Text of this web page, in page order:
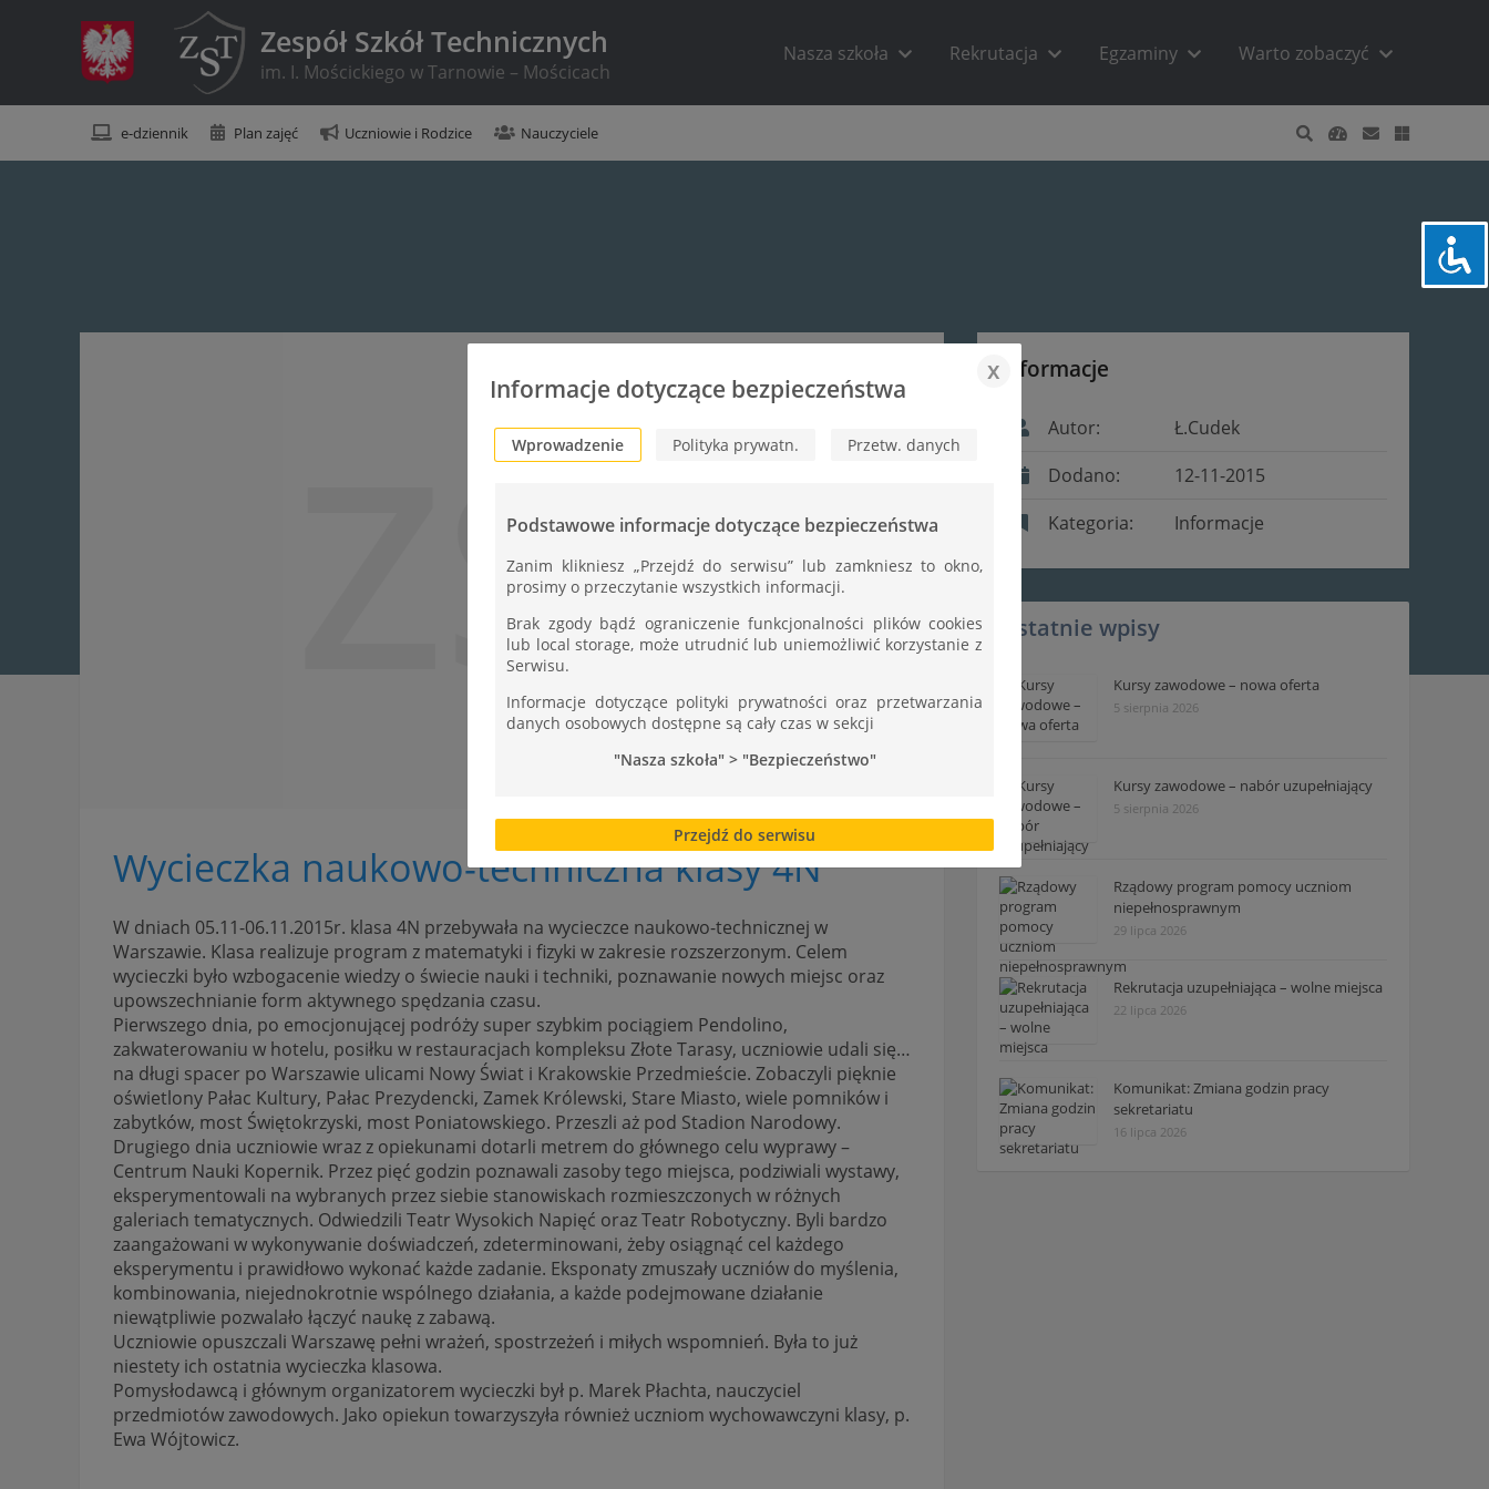
Zespół Szkół Technicznych
im. I. Mościckiego w Tarnowie – Mościcach
Nasza szkoła Rekrutacja Egzaminy Warto zobaczyć
e-dziennik Plan zajęć Uczniowie i Rodzice Nauczyciele
ZST
Wycieczka naukowo-techniczna klasy 4N
W dniach 05.11-06.11.2015r. klasa 4N przebywała na wycieczce naukowo-technicznej w
Warszawie. Klasa realizuje program z matematyki i fizyki w zakresie rozszerzonym. Celem
wycieczki było wzbogacenie wiedzy o świecie nauki i techniki, poznawanie nowych miejsc oraz
upowszechnianie form aktywnego spędzania czasu.
Pierwszego dnia, po emocjonującej podróży super szybkim pociągiem Pendolino,
zakwaterowaniu w hotelu, posiłku w restauracjach kompleksu Złote Tarasy, uczniowie udali się…
na długi spacer po Warszawie ulicami Nowy Świat i Krakowskie Przedmieście. Zobaczyli pięknie
oświetlony Pałac Kultury, Pałac Prezydencki, Zamek Królewski, Stare Miasto, wiele pomników i
zabytków, most Świętokrzyski, most Poniatowskiego. Przeszli aż pod Stadion Narodowy.
Drugiego dnia uczniowie wraz z opiekunami dotarli metrem do głównego celu wyprawy –
Centrum Nauki Kopernik. Przez pięć godzin poznawali zasoby tego miejsca, podziwiali wystawy,
eksperymentowali na wybranych przez siebie stanowiskach rozmieszczonych w różnych
galeriach tematycznych. Odwiedzili Teatr Wysokich Napięć oraz Teatr Robotyczny. Byli bardzo
zaangażowani w wykonywanie doświadczeń, zdeterminowani, żeby osiągnąć cel każdego
eksperymentu i prawidłowo wykonać każde zadanie. Eksponaty zmuszały uczniów do myślenia,
kombinowania, niejednokrotnie wspólnego działania, a każde podejmowane działanie
niewątpliwie pozwalało łączyć naukę z zabawą.
Uczniowie opuszczali Warszawę pełni wrażeń, spostrzeżeń i miłych wspomnień. Była to już
niestety ich ostatnia wycieczka klasowa.
Pomysłodawcą i głównym organizatorem wycieczki był p. Marek Płachta, nauczyciel
przedmiotów zawodowych. Jako opiekun towarzyszyła również uczniom wychowawczyni klasy, p.
Ewa Wójtowicz.
Informacje
Autor:
Ł.Cudek
Dodano:
12-11-2015
Kategoria:
Informacje
Ostatnie wpisy
Kursy zawodowe – nowa oferta
5 sierpnia 2026
Kursy zawodowe – nabór uzupełniający
5 sierpnia 2026
Rządowy program pomocy uczniom
niepełnosprawnym
29 lipca 2026
Rekrutacja uzupełniająca – wolne miejsca
22 lipca 2026
Komunikat: Zmiana godzin pracy
sekretariatu
16 lipca 2026
Informacje dotyczące bezpieczeństwa
x
Wprowadzenie Polityka prywatn. Przetw. danych
Podstawowe informacje dotyczące bezpieczeństwa
Zanim klikniesz „Przejdź do serwisu” lub zamkniesz to okno,
prosimy o przeczytanie wszystkich informacji.
Brak zgody bądź ograniczenie funkcjonalności plików cookies
lub local storage, może utrudnić lub uniemożliwić korzystanie z
Serwisu.
Informacje dotyczące polityki prywatności oraz przetwarzania
danych osobowych dostępne są cały czas w sekcji
"Nasza szkoła" > "Bezpieczeństwo"
Przejdź do serwisu